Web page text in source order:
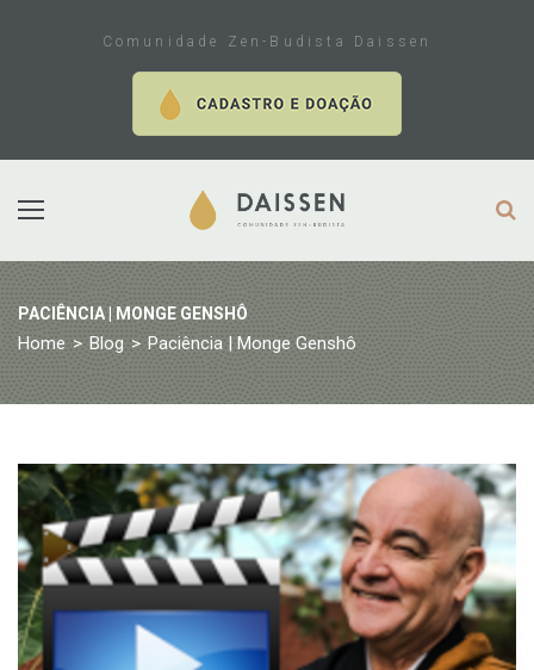
Comunidade Zen-Budista Daissen
PACIÊNCIA | MONGE GENSHÔ
Home > Blog > Paciência | Monge Genshô